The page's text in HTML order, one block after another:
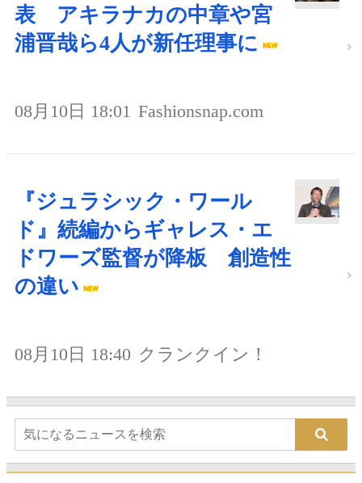
表 アキラナカの中章や宮
浦晋哉ら4人が新任理事に
08月10日 18:01 Fashionsnap.com
『ジュラシック・ワール
ド』続編からギャレス・エ
ドワーズ監督が降板 創造性
の違い
08月10日 18:40 クランクイン！